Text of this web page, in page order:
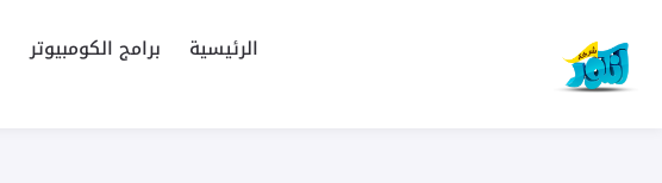
الرئيسية برامج الكومبيوتر